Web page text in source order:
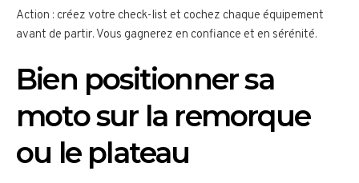
Action : créez votre check-list et cochez chaque équipement
avant de partir. Vous gagnerez en confiance et en sérénité.
Bien positionner sa
moto sur la remorque
ou le plateau